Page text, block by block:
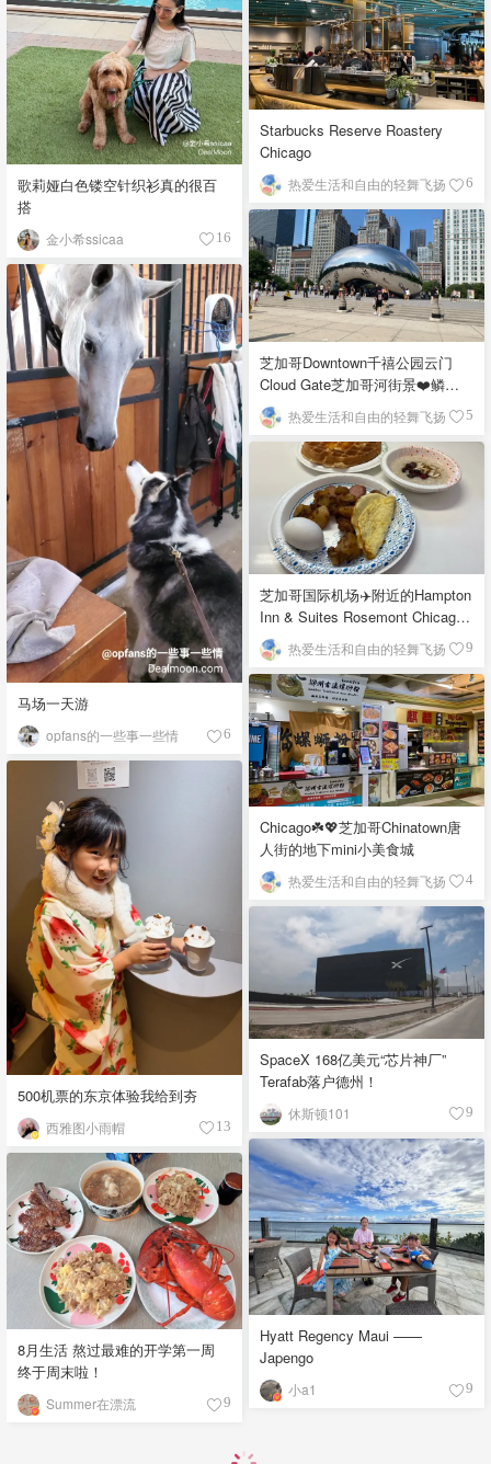
歌莉娅白色镂空针织衫真的很百
搭
金小希ssicaa 16
Starbucks Reserve Roastery
Chicago
热爱生活和自由的轻舞飞扬 6
芝加哥Downtown千禧公园云门
Cloud Gate芝加哥河街景❤️鳞次
栉比的高楼
热爱生活和自由的轻舞飞扬 5
马场一天游
opfans的一些事一些情 6
芝加哥国际机场✈️附近的Hampton
Inn & Suites Rosemont Chicago
O'Hare自助早餐
热爱生活和自由的轻舞飞扬 9
Chicago☘️💖芝加哥Chinatown唐
人街的地下mini小美食城
热爱生活和自由的轻舞飞扬 4
500机票的东京体验我给到夯
西雅图小雨帽 13
SpaceX 168亿美元“芯片神厂”
Terafab落户德州！
休斯顿101 9
Hyatt Regency Maui ——
Japengo
小a1 9
8月生活 熬过最难的开学第一周
终于周末啦！
Summer在漂流 9